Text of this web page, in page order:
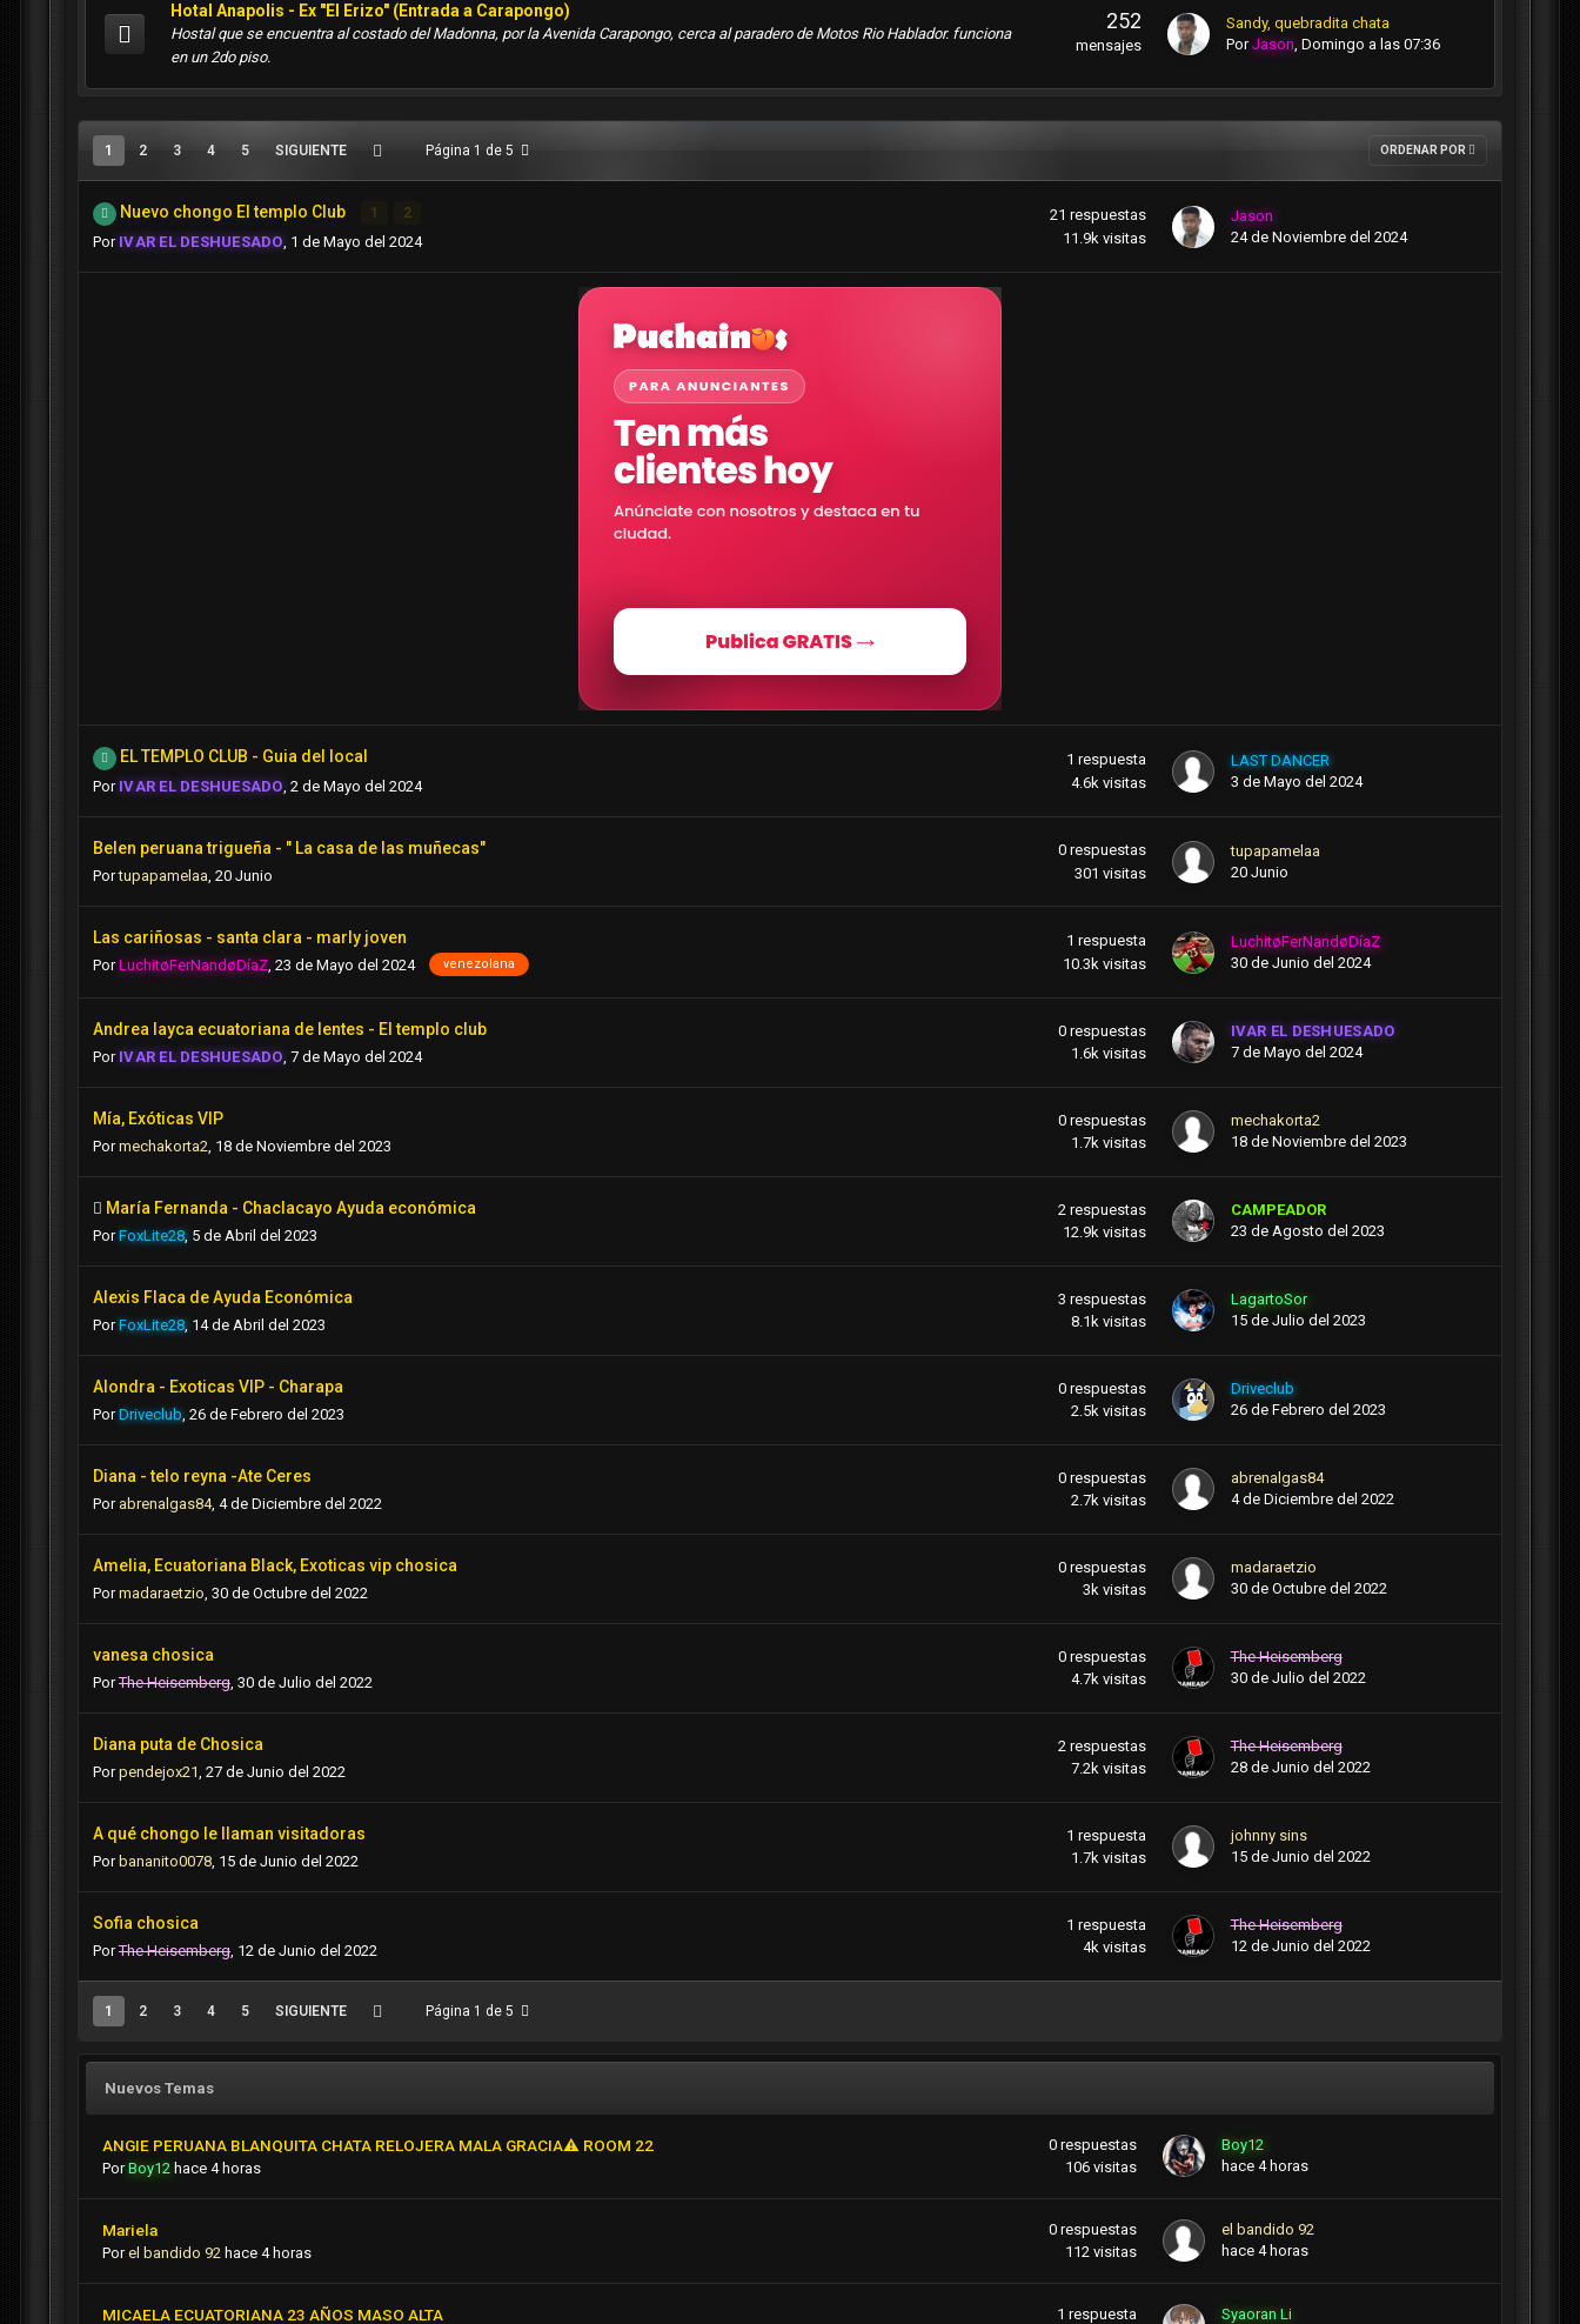
Hotal Anapolis - Ex "El Erizo" (Entrada a Carapongo)
Hostal que se encuentra al costado del Madonna, por la Avenida Carapongo, cerca al paradero de Motos Rio Hablador. funciona
en un 2do piso.
252
mensajes
Sandy, quebradita chata
PorJason,Domingo a las 07:36
ORDENAR POR
1 2 3 4 5 SIGUIENTE Página 1 de 5
Nuevo chongo El templo Club 1 2
Por IVAR EL DESHUESADO, 1 de Mayo del 2024
21 respuestas
11.9k visitas
Jason
24 de Noviembre del 2024
EL TEMPLO CLUB - Guia del local
Por IVAR EL DESHUESADO, 2 de Mayo del 2024
1 respuesta
4.6k visitas
LAST DANCER
3 de Mayo del 2024
Belen peruana trigueña - " La casa de las muñecas"
Portupapamelaa, 20 Junio
0 respuestas
301 visitas
tupapamelaa
20 Junio
Las cariñosas - santa clara - marly joven
PorLuchitøFerNandøDíaZ, 23 de Mayo del 2024 venezolana
1 respuesta
10.3k visitas
LuchitøFerNandøDíaZ
30 de Junio del 2024
Andrea layca ecuatoriana de lentes - El templo club
Por IVAR EL DESHUESADO 7 de Mayo del 2024
0 respuestas
1.6k visitas
IVAR EL DESHUESADO
7 de Mayo del 2024
Mía, Exóticas VIP
Pormechakorta2 18 de Noviembre del 2023
0 respuestas
1.7k visitas
mechakorta2
18 de Noviembre del 2023
María Fernanda - Chaclacayo Ayuda económica
PorFoxLite28, 5 de Abril del 2023
2 respuestas
12.9k visitas
CAMPEADOR
23 de Agosto del 2023
Alexis Flaca de Ayuda Económica
PorFoxLite28, 14 de Abril del 2023
3 respuestas
8.1k visitas
LagartoSor
15 de Julio del 2023
Alondra - Exoticas VIP - Charapa
PorDriveclub 26 de Febrero del 2023
0 respuestas
2.5k visitas
Driveclub
26 de Febrero del 2023
Diana - telo reyna -Ate Ceres
Por abrenalgas84, 4 de Diciembre del 2022
0 respuestas
2.7k visitas
abrenalgas84
4 de Diciembre del 2022
Amelia, Ecuatoriana Black, Exoticas vip chosica
Pormadaraetzio 30 de Octubre del 2022
0 respuestas
3k visitas
madaraetzio
30 de Octubre del 2022
vanesa chosica
PorThe Heisemberg 30 de Julio del 2022
0 respuestas
4.7k visitas
The Heisemberg
30 de Julio del 2022
Diana puta de Chosica
Porpendejox21 27 de Junio del 2022
2 respuestas
7.2k visitas
The Heisemberg
28 de Junio del 2022
A qué chongo le llaman visitadoras
Por bananito0078 15 de Junio del 2022
1 respuesta
1.7k visitas
johnny sins
15 de Junio del 2022
Sofia chosica
PorThe Heisemberg 12 de Junio del 2022
1 respuesta
4k visitas
The Heisemberg
12 de Junio del 2022
1 2 3 4 5 SIGUIENTE Página 1 de 5
Nuevos Temas
ANGIE PERUANA BLANQUITA CHATA RELOJERA MALA GRACIA​⚠️​ ROOM 22
PorBoy12 hace 4 horas
0 respuestas
106 visitas
Boy12
hace 4 horas
Mariela
Porel bandido 92 hace 4 horas
0 respuestas
112 visitas
el bandido 92
hace 4 horas
MICAELA ECUATORIANA 23 AÑOS MASO ALTA 1 respuesta Syaoran Li